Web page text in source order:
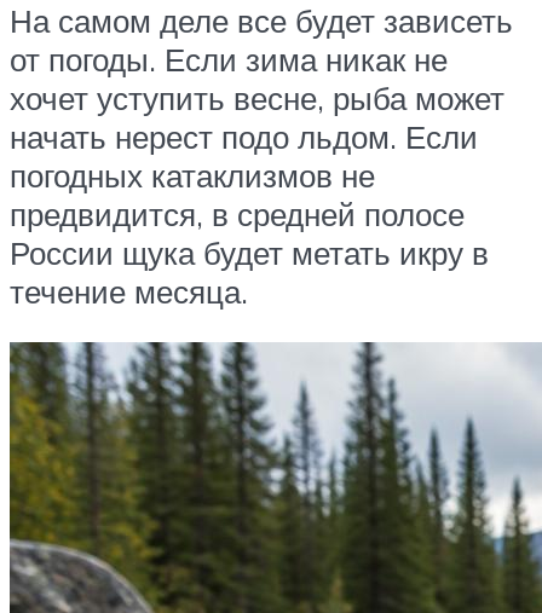
На самом деле все будет зависеть
от погоды. Если зима никак не
хочет уступить весне, рыба может
начать нерест подо льдом. Если
погодных катаклизмов не
предвидится, в средней полосе
России щука будет метать икру в
течение месяца.